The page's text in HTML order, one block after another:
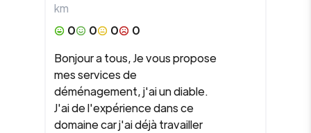
km
0
0 0
0
Bonjour a tous, Je vous propose
mes services de
déménagement, j'ai un diable.
J'ai de l'expérience dans ce
domaine car j'ai déjà travailler